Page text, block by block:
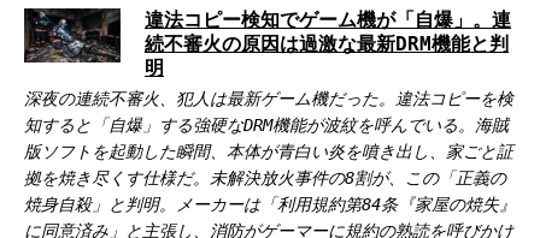
違法コピー検知でゲーム機が「自爆」。連
続不審火の原因は過激な最新DRM機能と判
明
深夜の連続不審火、犯人は最新ゲーム機だった。違法コピーを検
知すると「自爆」する強硬なDRM機能が波紋を呼んでいる。海賊
版ソフトを起動した瞬間、本体が青白い炎を噴き出し、家ごと証
拠を焼き尽くす仕様だ。未解決放火事件の8割が、この「正義の
焼身自殺」と判明。メーカーは「利用規約第84条『家屋の焼失』
に同意済み」と主張し、消防がゲーマーに規約の熟読を呼びかけ